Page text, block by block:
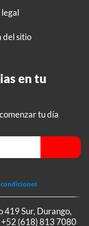
del sitio
en tu
tu día
419 Sur, Durango,
+52 (618) 813 7080